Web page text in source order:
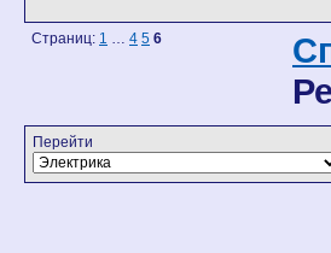
Страниц: 1 … 4 5 6
Перейти